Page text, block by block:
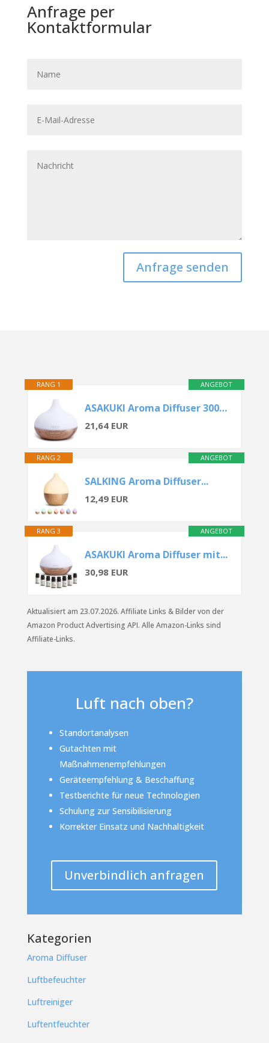
Anfrage per
Kontaktformular
Anfrage senden
ANGEBOT
RANG 1
ASAKUKI Aroma Diffuser 300ML
21,64 EUR
ANGEBOT
RANG 2
SALKING Aroma Diffuser...
12,49 EUR
ANGEBOT
RANG 3
ASAKUKI Aroma Diffuser mit...
30,98 EUR
Aktualisiert am 23.07.2026. Affiliate Links & Bilder von der
Amazon Product Advertising API. Alle Amazon-Links sind
Affiliate-Links.
Luft nach oben?
Standortanalysen
Gutachten mit
Maßnahmenempfehlungen
Geräteempfehlung & Beschaffung
Testberichte für neue Technologien
Schulung zur Sensibilisierung
Korrekter Einsatz und Nachhaltigkeit
Unverbindlich anfragen
Kategorien
Aroma Diffuser
Luftbefeuchter
Luftreiniger
Luftentfeuchter